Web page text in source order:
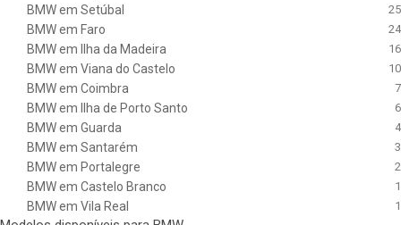
BMW em Setúbal 25
BMW em Faro 24
BMW em Ilha da Madeira 16
BMW em Viana do Castelo 10
BMW em Coimbra 7
BMW em Ilha de Porto Santo 6
BMW em Guarda 4
BMW em Santarém 3
BMW em Portalegre 2
BMW em Castelo Branco 1
BMW em Vila Real 1